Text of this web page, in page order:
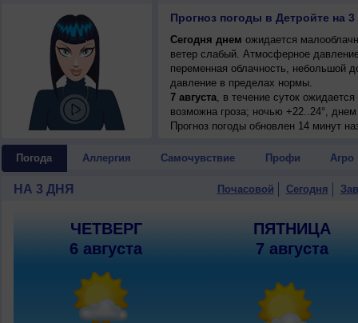
Прогноз погоды в Детройте на 3
Сегодня днем ожидается
ветер слабый. Атмосферное
переменная облачность, небольшой
давление в пределах нормы.
7 августа, в течение суток
возможна гроза; ночью +22..24°,
Прогноз погоды обновлен 14 минут
Погода Аллергия Самочувствие Профи Агро
НА 3 ДНЯ Почасовой Сегодня
ЧЕТВЕРГ
6 августа
ПЯТНИЦА
7 августа